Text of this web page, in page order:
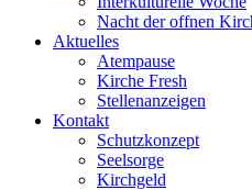
Nacht der offnen
Aktuelles
Atempause
Kirche Fresh
Stellenanzeigen
Kontakt
Schutzkonzept
Seelsorge
Kirchgeld